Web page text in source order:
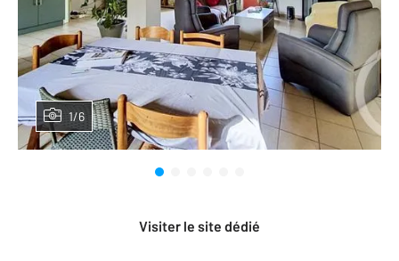
1/6
Visiter le site dédié